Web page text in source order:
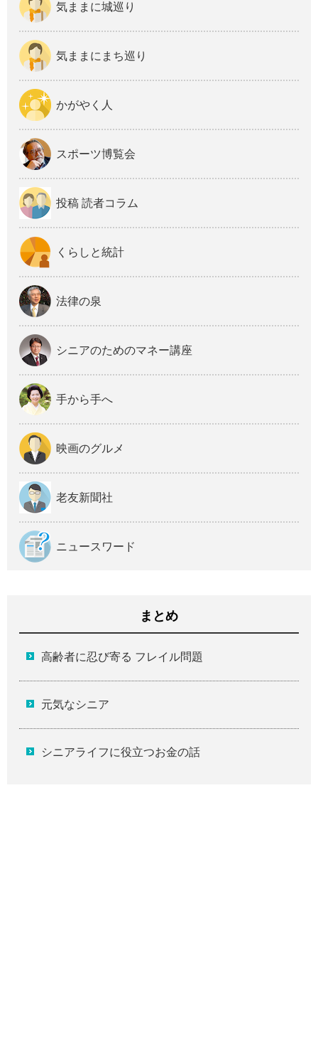
気ままに城巡り
気ままにまち巡り
かがやく人
スポーツ博覧会
投稿 読者コラム
くらしと統計
法律の泉
シニアのためのマネー講座
手から手へ
映画のグルメ
老友新聞社
ニュースワード
まとめ
高齢者に忍び寄る フレイル問題
元気なシニア
シニアライフに役立つお金の話